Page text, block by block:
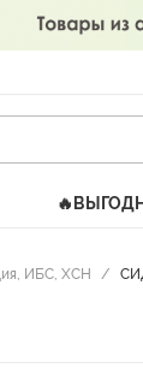
ИБС, ХСН /